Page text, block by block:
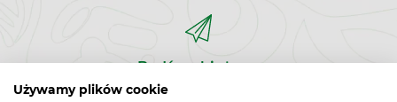
Używamy plików cookie
Bądź na bieżąco,
zapisz się na nasz newsletter!